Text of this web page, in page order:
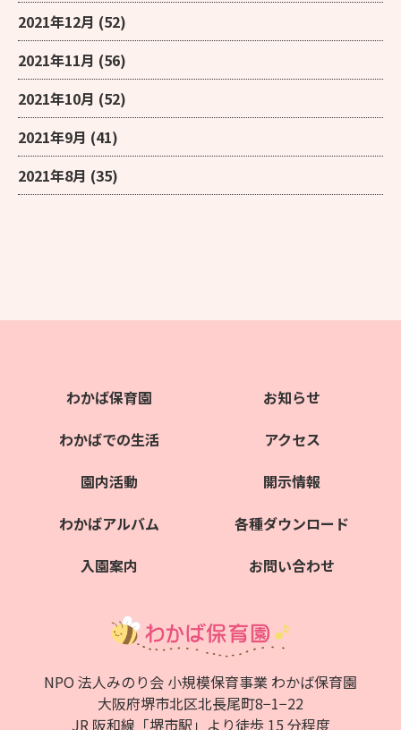
2021年12月 (52)
2021年11月 (56)
2021年10月 (52)
2021年9月 (41)
2021年8月 (35)
わかば保育園
わかばでの生活
園内活動
わかばアルバム
入園案内
お知らせ
アクセス
開示情報
各種ダウンロード
お問い合わせ
NPO 法人みのり会 小規模保育事業 わかば保育園
大阪府堺市北区北⻑尾町8−1−22
JR 阪和線「堺市駅」より徒歩 15 分程度